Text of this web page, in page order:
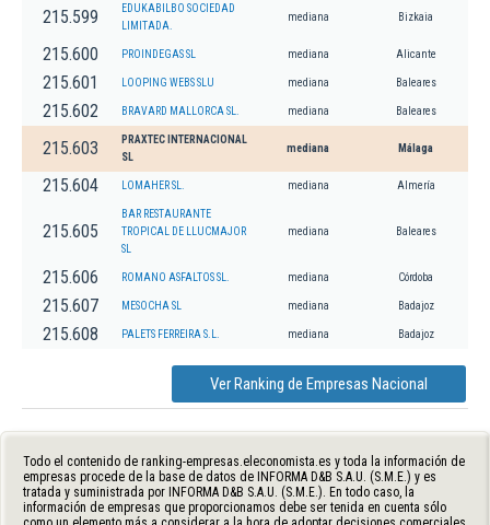
215.599
EDUKABILBO SOCIEDAD
LIMITADA.
mediana Bizkaia
215.600 PROINDEGAS SL mediana Alicante
215.601 LOOPING WEBS SLU mediana Baleares
215.602 BRAVARD MALLORCA SL. mediana Baleares
215.603
PRAXTEC INTERNACIONAL
SL
mediana Málaga
215.604 LOMAHER SL. mediana Almería
215.605
BAR RESTAURANTE
TROPICAL DE LLUCMAJOR
SL
mediana Baleares
215.606 ROMANO ASFALTOS SL. mediana Córdoba
215.607 MESOCHA SL mediana Badajoz
215.608 PALETS FERREIRA S.L. mediana Badajoz
Ver Ranking de Empresas Nacional
Todo el contenido de ranking-empresas.eleconomista.es y toda la información de
empresas procede de la base de datos de INFORMA D&B S.A.U. (S.M.E.) y es
tratada y suministrada por INFORMA D&B S.A.U. (S.M.E.). En todo caso, la
información de empresas que proporcionamos debe ser tenida en cuenta sólo